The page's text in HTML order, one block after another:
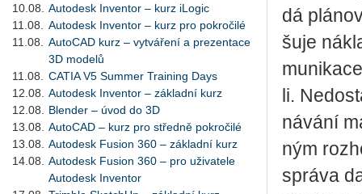
10.08.
Autodesk Inventor – kurz iLogic
11.08.
Autodesk Inventor – kurz pro pokročilé
11.08.
AutoCAD kurz – vytváření a prezentace
3D modelů
11.08.
CATIA V5 Summer Training Days
12.08.
Autodesk Inventor – základní kurz
12.08.
Blender – úvod do 3D
13.08.
AutoCAD – kurz pro středně pokročilé
13.08.
Autodesk Fusion 360 – základní kurz
14.08.
Autodesk Fusion 360 – pro uživatele
Autodesk Inventor
dá
šu­je
li.
ná­vá­ní
ným
sprá­va